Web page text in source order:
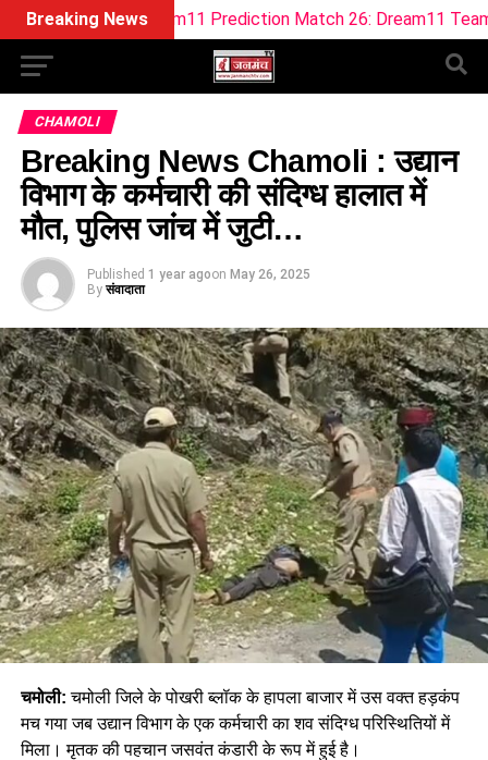
Breaking News
Dream11 Prediction Match 26: Dream11 Team Today The
CHAMOLI
Breaking News Chamoli : उद्यान
विभाग के कर्मचारी की संदिग्ध हालात में
मौत, पुलिस जांच में जुटी…
Published 1 year agoon May 26, 2025
By संवादाता
चमोली: चमोली जिले के पोखरी ब्लॉक के हापला बाजार में उस वक्त हड़कंप
मच गया जब उद्यान विभाग के एक कर्मचारी का शव संदिग्ध परिस्थितियों में
मिला। मृतक की पहचान जसवंत कंडारी के रूप में हुई है।